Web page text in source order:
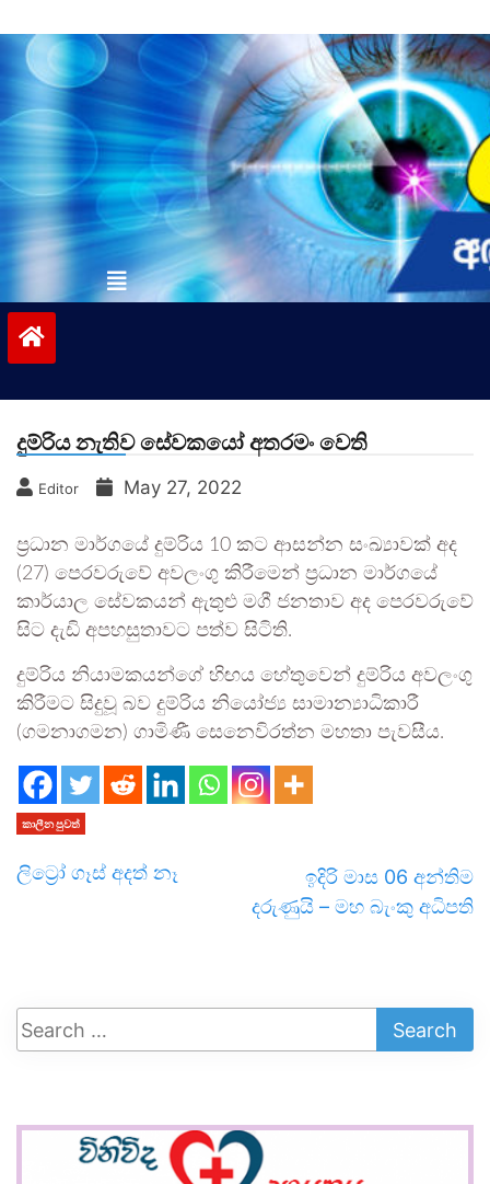
to
contentvinivida.lk
දුම්රිය නැතිව සේවකයෝ අතරමං වෙති
Editor May 27, 2022
ප්‍රධාන මාර්ගයේ දුම්රිය 10 කට ආසන්න සංඛ්‍යාවක් අද
(27) පෙරවරුවේ අවලංගු කිරීමෙන් ප්‍රධාන මාර්ගයේ
කාර්යාල සේවකයන් ඇතුළු මගී ජනතාව අද පෙරවරුවේ
සිට දැඩි අපහසුතාවට පත්ව සිටිති.
දුම්රිය නියාමකයන්ගේ හිඟය හේතුවෙන් දුම්රිය අවලංගු
කිරීමට සිදුවූ බව දුම්රිය නියෝජ්‍ය සාමාන්‍යාධිකාරී
(ගමනාගමන) ගාමිණී සෙනෙවිරත්න මහතා පැවසීය.
කාලීන පුවත්
ලිට්‍රෝ ගෑස් අදත් නෑ
ඉදිරි මාස 06 අන්තිම
දරුණුයි – මහ බැංකු අධිපති